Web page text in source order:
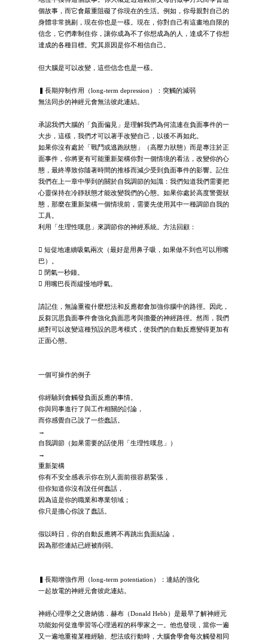
個故事，而它會嚴重阻礙了你現在的生活。例如，你母親對自己的
身體非常挑剔，現在你也是一樣。現在，你對自己有這畫地自限的
信念，它們牽制住你，讓你成為不了你想成為的人，達成不了你想
達成的各種目標。究其原因是你不相信自己。
但大腦是可以改變，這些信念也是一樣。
▍長期抑制作用（long-term depression）：突觸的減弱
無法同步的神經元會無法彼此連結。
承認我們大腦的「負面偏見」是理解我們為何流連在負面事件的一
大步，這樣，我們才可以著手改變自己，以後不再如此。
如果你沒有處於「戰鬥或逃跑狀態」（高壓力狀態）而是專注於正
面事件，你將更有可能重新架構你對一個情境的看法，改變你的心
態，最終導致你隨著時間的推移而減少受到負面事件的影響。記住
我們在上一章中學到的關於自我調節的知識：我們知道我們需要把
心靈保持在冷靜狀態才能改變我們的心態。如果你處於高度警覺狀
態，那麼在重新架構一個情境前，需要先使用其中一種調節自我的
工具。
利用「生理性嘆息」來調節你的神經系統。方法回顧：
 短促地連續吸氣兩次（最好是用鼻子吸，如果做不到也可以用嘴
巴）。
 閉氣一秒鐘。
 用嘴巴長而緩慢地呼氣。
請記住，無論重複什麼想法和反應都會加強你腦中的路徑。因此，
反芻沉思負面事件會強化負面思考與擔憂的神經路徑。然而，我們
絕對可以改變這種預設的思考模式，使我們的自動反應變得更加有
正面心態。
一個可操作的例子
你經驗到會觸發負面反應的事情。
你與同事進行了與工作相關的討論，
而你感覺自己說了一些蠢話。
→
自我調節（如果需要的話使用「生理性嘆息」）
→
重新架構
你有不安全感表示你在別人面前很容易緊張，
但你知道你沒有說任何蠢話，
因為這是你的職業和專業領域；
你只是擔心你說了蠢話。
假以時日，你的自動反應將不再跳出負面結論，
因為那些連結已經被削弱。
▍長期增強作用（long-term potentiation）：連結的強化
一起放電的神經元會彼此連結。
神經心理學之父唐納德．赫布（Donald Hebb）是最早了解神經元
功能如何促進學習等心理過程的科學家之一。他也發現，當你一遍
又一遍地重複某種經驗、想法或行動時，大腦會學會每次觸發相同